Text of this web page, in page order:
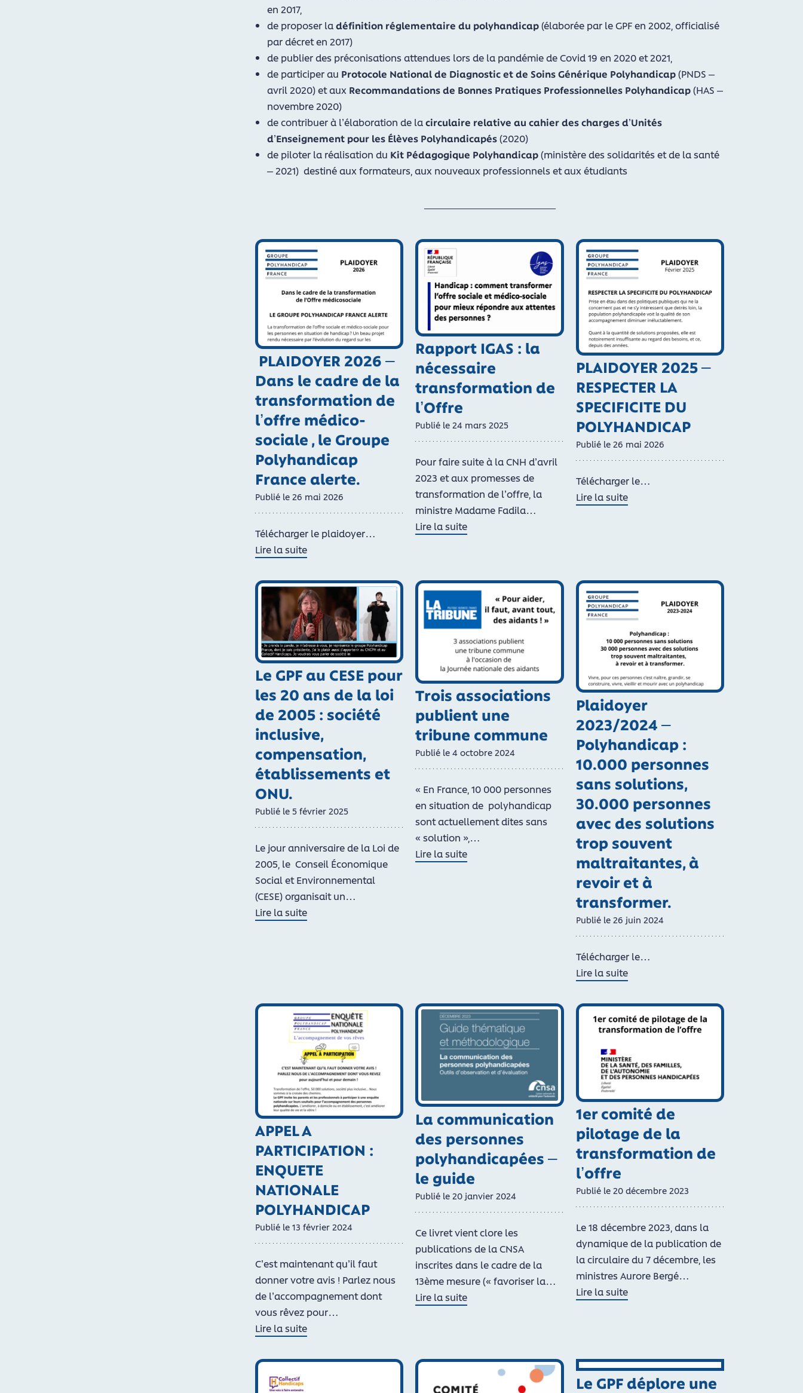
en 2017,
de proposer ladéfinition réglementaire du polyhandicap(élaborée par le GPF en 2002, officialisé
par décret en 2017)
de publier des préconisations attendues lors de la pandémie de Covid 19 en 2020 et 2021,
de participer au Protocole National de Diagnostic et de Soins Générique Polyhandicap(PNDS –
avril 2020) et aux Recommandations de Bonnes Pratiques Professionnelles Polyhandicap(HAS –
novembre 2020)
de contribuer à l’élaboration de lacirculaire relative au cahier des charges d’Unités
d’Enseignement pour les Élèves Polyhandicapés(2020)
de piloter la réalisation du Kit Pédagogique Polyhandicap(ministère des solidarités et de la santé
– 2021) destiné aux formateurs, aux nouveaux professionnels et aux étudiants
PLAIDOYER 2026 –
Dans le cadre de la
transformation de
l’offre médico-
sociale , le Groupe
Polyhandicap
France alerte.
Publié le 26 mai 2026
Télécharger le plaidoyer…
Lire la suite
Rapport IGAS : la
nécessaire
transformation de
l’Offre
Publié le24 mars 2025
Pour faire suite à la CNH d’avril
2023 et aux promesses de
transformation de l’offre, la
ministre Madame Fadila…
Lire la suite
PLAIDOYER 2025 –
RESPECTER LA
SPECIFICITE DU
POLYHANDICAP
Publié le 26 mai 2026
Télécharger le…
Lire la suite
Le GPF au CESE pour
les 20 ans de la loi
de 2005 : société
inclusive,
compensation,
établissements et
ONU.
Publié le 5 février 2025
Le jour anniversaire de la Loi de
2005, le Conseil Économique
Social et Environnemental
(CESE) organisait un…
Lire la suite
de Le GPF au CESE pour les 20 ans de la loi de 2005 : société inclusive, compensation, établissements et ONU.
Trois associations
publient une
tribune commune
Publié le4 octobre 2024
« En France, 10 000 personnes
en situation de polyhandicap
sont actuellement dites sans
« solution »,…
Lire la suite
de Trois associations publient une tribune commune
Plaidoyer
2023/2024 –
Polyhandicap :
10.000 personnes
sans solutions,
30.000 personnes
avec des solutions
trop souvent
maltraitantes, à
revoir et à
transformer.
Publié le 26 juin 2024
Télécharger le…
Lire la suite
APPEL A
PARTICIPATION :
ENQUETE
NATIONALE
POLYHANDICAP
Publié le 13 février 2024
C’est maintenant qu’il faut
donner votre avis ! Parlez nous
de l’accompagnement dont
vous rêvez pour…
Lire la suite
La communication
des personnes
polyhandicapées –
le guide
Publié le20 janvier 2024
Ce livret vient clore les
publications de la CNSA
inscrites dans le cadre de la
13ème mesure (« favoriser la…
Lire la suite
1er comité de
pilotage de la
transformation de
l’offre
Publié le 20 décembre 2023
Le 18 décembre 2023, dans la
dynamique de la publication de
la circulaire du 7 décembre, les
ministres Aurore Bergé…
Lire la suite
Le GPF déplore une